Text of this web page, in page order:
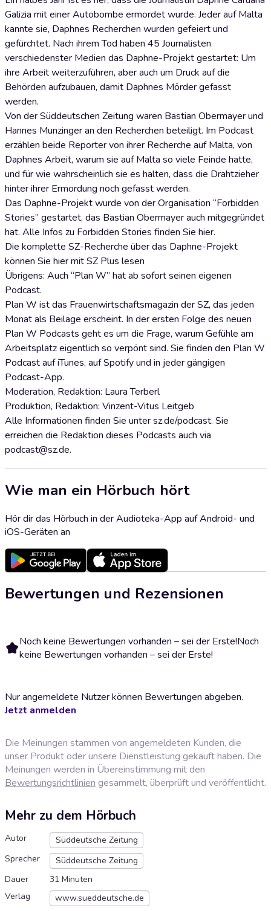
Galizia mit einer Autobombe ermordet wurde. Jeder auf Malta
kannte sie, Daphnes Recherchen wurden gefeiert und
gefürchtet. Nach ihrem Tod haben 45 Journalisten
verschiedenster Medien das Daphne-Projekt gestartet: Um
ihre Arbeit weiterzuführen, aber auch um Druck auf die
Behörden aufzubauen, damit Daphnes Mörder gefasst
werden.
Von der Süddeutschen Zeitung waren Bastian Obermayer und
Hannes Munzinger an den Recherchen beteiligt. Im Podcast
erzählen beide Reporter von ihrer Recherche auf Malta, von
Daphnes Arbeit, warum sie auf Malta so viele Feinde hatte,
und für wie wahrscheinlich sie es halten, dass die Drahtzieher
hinter ihrer Ermordung noch gefasst werden.
Das Daphne-Projekt wurde von der Organisation “Forbidden
Stories” gestartet, das Bastian Obermayer auch mitgegründet
hat. Alle Infos zu Forbidden Stories finden Sie hier.
Die komplette SZ-Recherche über das Daphne-Projekt
können Sie hier mit SZ Plus lesen
Übrigens: Auch “Plan W” hat ab sofort seinen eigenen
Podcast.
Plan W ist das Frauenwirtschaftsmagazin der SZ, das jeden
Monat als Beilage erscheint. In der ersten Folge des neuen
Plan W Podcasts geht es um die Frage, warum Gefühle am
Arbeitsplatz eigentlich so verpönt sind. Sie finden den Plan W
Podcast auf iTunes, auf Spotify und in jeder gängigen
Podcast-App.
Moderation, Redaktion: Laura Terberl
Produktion, Redaktion: Vinzent-Vitus Leitgeb
Alle Informationen finden Sie unter sz.de/podcast. Sie
erreichen die Redaktion dieses Podcasts auch via
podcast@sz.de.
Wie man ein Hörbuch hört
Hör dir das Hörbuch in der Audioteka-App auf Android- und
iOS-Geräten an
Bewertungen und Rezensionen
Noch keine Bewertungen vorhanden – sei der Erste!Noch
keine Bewertungen vorhanden – sei der Erste!
Nur angemeldete Nutzer können Bewertungen abgeben.
Jetzt anmelden
Die Meinungen stammen von angemeldeten Kunden, die
unser Produkt oder unsere Dienstleistung gekauft haben. Die
Meinungen werden in Übereinstimmung mit den
Bewertungsrichtlinien gesammelt, überprüft und veröffentlicht.
Mehr zu dem Hörbuch
Autor
Süddeutsche Zeitung
Sprecher
Süddeutsche Zeitung
Dauer
31 Minuten
Verlag
www.sueddeutsche.de